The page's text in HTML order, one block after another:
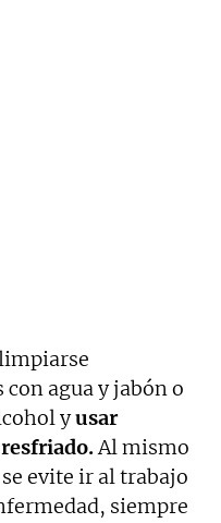
agua y jabón o
yusar
Al mismo
evite ir al trabajo
siempre